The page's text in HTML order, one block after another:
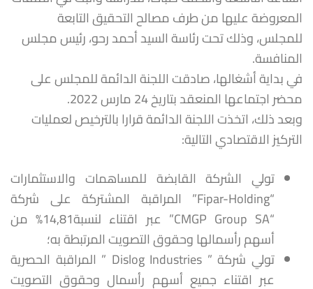
المعروضة عليها من طرف مصالح التحقيق التابعة
للمجلس، وذلك تحت رئاسة السيد أحمد رحو، رئيس مجلس
المنافسة.
في بداية أشغالها، صادقت اللجنة الدائمة للمجلس على
محضر اجتماعها المنعقد بتاريخ 24 مارس 2022.
وبعد ذلك، اتخذت اللجنة الدائمة قرارا بالترخيص لعمليات
التركيز الاقتصادي التالية:
تولي الشركة القابضة للمساهمات والاستثمارات
“Fipar-Holding” المراقبة المشتركة على شركة
“CMGP Group SA” عبر اقتناء لنسبة14,81% من
أسهم رأسمالها وحقوق التصويت المرتبطة به؛
تولي شركة ” Dislog Industries ” المراقبة الحصرية
عبر اقتناء جميع أسهم رأسمال وحقوق التصويت